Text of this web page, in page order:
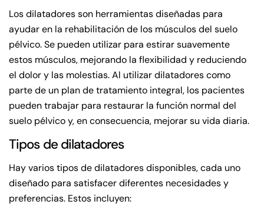
Los dilatadores son herramientas diseñadas para
ayudar en la rehabilitación de los músculos del suelo
pélvico. Se pueden utilizar para estirar suavemente
estos músculos, mejorando la flexibilidad y reduciendo
el dolor y las molestias. Al utilizar dilatadores como
parte de un plan de tratamiento integral, los pacientes
pueden trabajar para restaurar la función normal del
suelo pélvico y, en consecuencia, mejorar su vida diaria.
Tipos de dilatadores
Hay varios tipos de dilatadores disponibles, cada uno
diseñado para satisfacer diferentes necesidades y
preferencias. Estos incluyen: